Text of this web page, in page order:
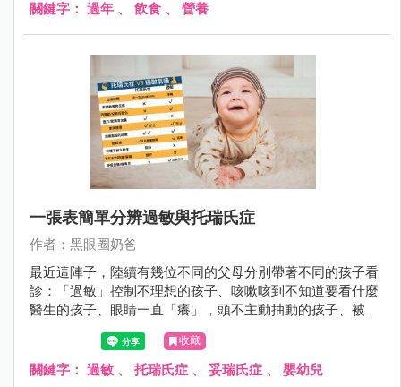
關鍵字： 過年 、 飲食 、 營養
一張表簡單分辨過敏與托瑞氏症
作者：黑眼圈奶爸
最近這陣子，陸續有幾位不同的父母分別帶著不同的孩子看
診：「過敏」控制不理想的孩子、咳嗽咳到不知道要看什麼
醫生的孩子、眼睛一直「癢」，頭不主動抽動的孩子、被別
的醫師診斷為「托瑞氏」，但是父母對診斷有所疑慮的孩
收藏
關鍵字： 過敏 、 托瑞氏症 、 妥瑞氏症 、 嬰幼兒